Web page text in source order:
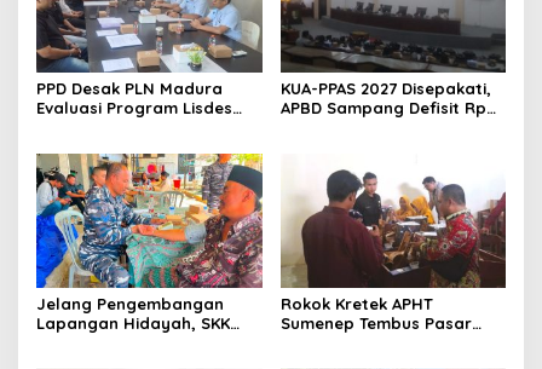
PPD Desak PLN Madura
Evaluasi Program Lisdes
KUA-PPAS 2027 Disepakati,
APBD Sampang Defisit Rp
Jelang Pengembangan
Lapangan Hidayah, SKK
Rokok Kretek APHT
Sumenep Tembus Pasar